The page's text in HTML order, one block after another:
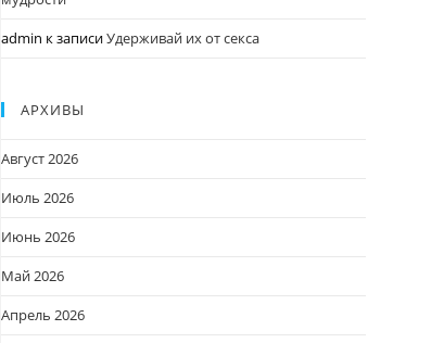
admin к записиУдерживай их от секса
АРХИВЫ
Август 2026
Июль 2026
Июнь 2026
Май 2026
Апрель 2026